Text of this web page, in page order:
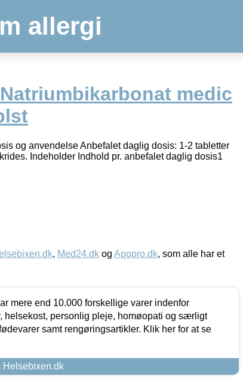
allergi
Natriumbikarbonat medic
og anvendelse Anbefalet daglig dosis: 1-2 tabletter
Indeholder Indhold pr. anbefalet daglig dosis1
, Med24.dk og Apopro.dk, som alle har et
mere end 10.000 forskellige varer indenfor
helsekost, personlig pleje, homøopati og særligt
samt rengøringsartikler. Klik her for at se
Helsebixen.dk